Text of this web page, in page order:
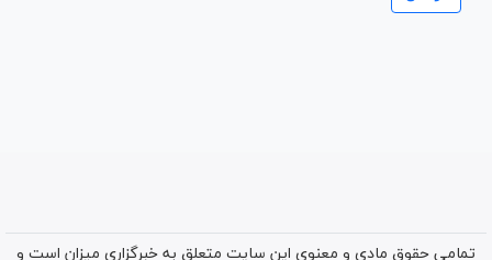
تمامی حقوق مادی و معنوی این سایت متعلق به خبرگزاری میزان است و